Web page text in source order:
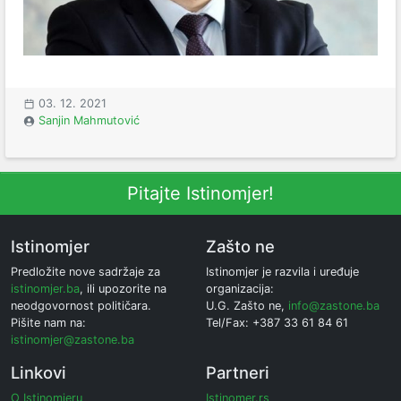
03. 12. 2021
Sanjin Mahmutović
Pitajte Istinomjer!
Istinomjer
Predložite nove sadržaje za
istinomjer.ba, ili upozorite na
neodgovornost političara.
Pišite nam na:
istinomjer@zastone.ba
Zašto ne
Istinomjer je razvila i uređuje
organizacija:
U.G. Zašto ne, info@zastone.ba
Tel/Fax: +387 33 61 84 61
Linkovi
O Istinomjeru
Partneri
Istinomer.rs